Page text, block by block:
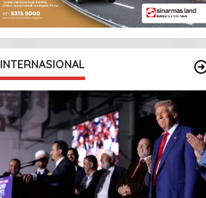
INTERNASIONAL